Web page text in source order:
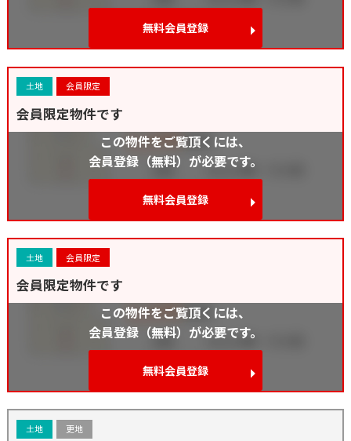
無料会員登録
土地 会員限定
会員限定物件です
この物件をご覧頂くには、
会員登録（無料）が必要です。
無料会員登録
土地 会員限定
会員限定物件です
この物件をご覧頂くには、
会員登録（無料）が必要です。
無料会員登録
土地 更地